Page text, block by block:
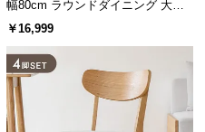
幅80cm ラウンドダイニング 大理
石調 無地ホワイト 丸テーブル 2人
￥16,999